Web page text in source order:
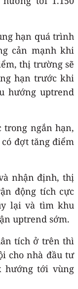
hạn quá trình
cản mạnh khi
thị trường sẽ
hạn trước khi
hướng uptrend
trong ngắn hạn,
đợt tăng điểm
nhận định, thị
động tích cực
lại và tìm khu
uptrend sớm.
tích ở trên thì
cho nhà đầu tư
hướng tới vùng